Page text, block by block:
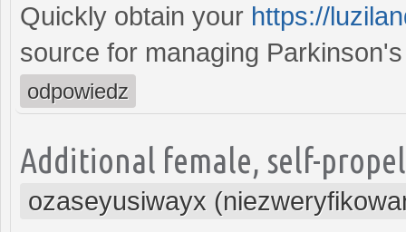
Quickly obtain your https://
source for managing
odpowiedz
Additional female, self-
ozaseyusiwayx